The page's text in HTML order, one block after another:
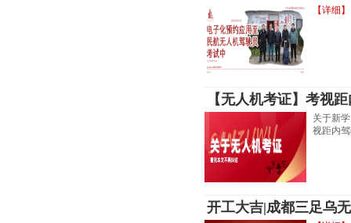
【详细】
【无人机考证】考视
关于新
视距内
开工大吉|成都三足乌